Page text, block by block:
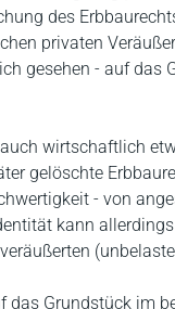
des
privaten
gesehen - auf das
wirtschaftlich
gelöschte
- von
kann
das Grundstück im